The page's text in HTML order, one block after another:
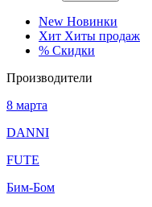
New Новинки
Хит Хиты продаж
% Скидки
Производители
8 марта
DANNI
FUTE
Бим-Бом